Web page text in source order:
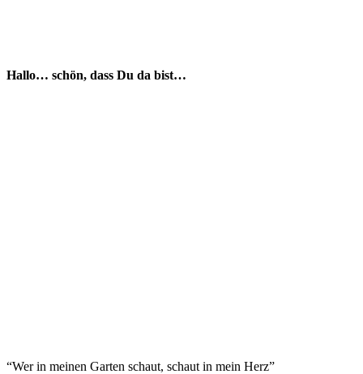
Hallo… schön, dass Du da bist…
“Wer in meinen Garten schaut, schaut in mein Herz”